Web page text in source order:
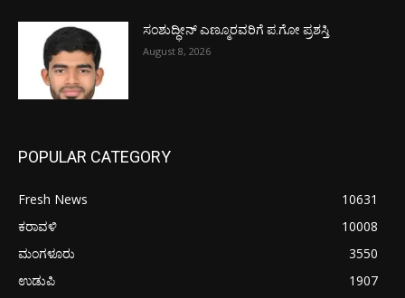
ಸಂಶುದ್ಧೀನ್ ಎಣ್ಮೂರವರಿಗೆ ಪ.ಗೋ ಪ್ರಶಸ್ತಿ
August 8, 2026
POPULAR CATEGORY
Fresh News
10631
ಕರಾವಳಿ
10008
ಮಂಗಳೂರು
3550
ಉಡುಪಿ
1907